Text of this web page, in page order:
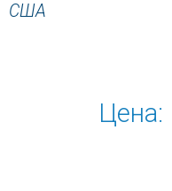
США
Цена: